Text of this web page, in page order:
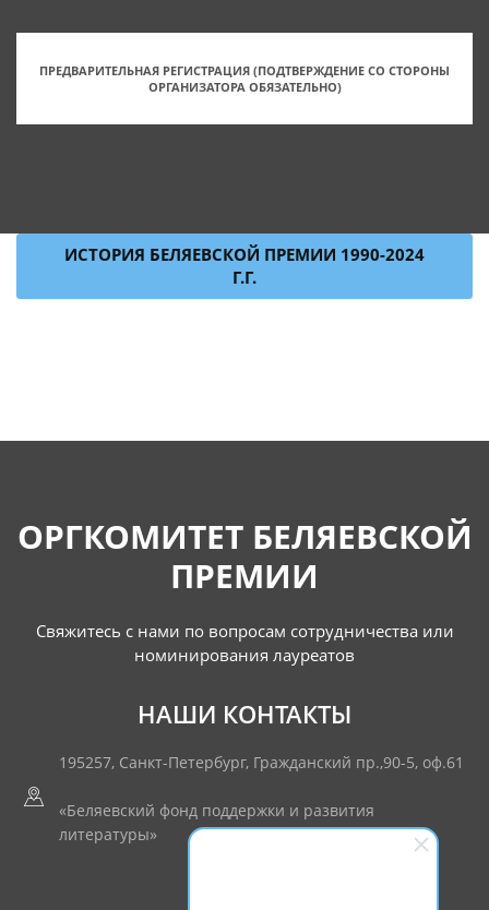
ПРЕДВАРИТЕЛЬНАЯ РЕГИСТРАЦИЯ (ПОДТВЕРЖДЕНИЕ СО СТОРОНЫ
ОРГАНИЗАТОРА ОБЯЗАТЕЛЬНО)
ИСТОРИЯ БЕЛЯЕВСКОЙ ПРЕМИИ 1990-2024
Г.Г.
ОРГКОМИТЕТ БЕЛЯЕВСКОЙ
ПРЕМИИ
Свяжитесь с нами по вопросам сотрудничества или
номинирования лауреатов
НАШИ КОНТАКТЫ
195257, Санкт-Петербург, Гражданский пр.,90-5, оф.61
«Беляевский фонд поддержки и развития
литературы»